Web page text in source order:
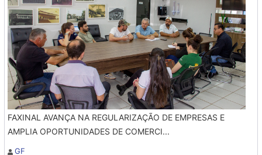
FAXINAL AVANÇA NA REGULARIZAÇÃO DE EMPRESAS E
AMPLIA OPORTUNIDADES DE COMERCI...
GF